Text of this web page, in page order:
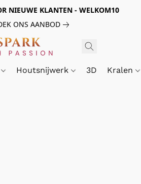
NIEUWE KLANTEN - WELKOM10
ONS AANBOD
Houtsnijwerk 3D Kralen